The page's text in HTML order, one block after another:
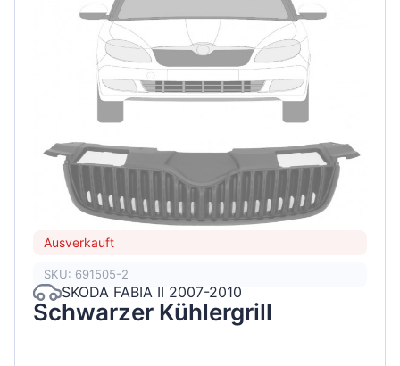
Ausverkauft
SKU: 691505-2
SKODA FABIA II 2007-2010
Schwarzer Kühlergrill